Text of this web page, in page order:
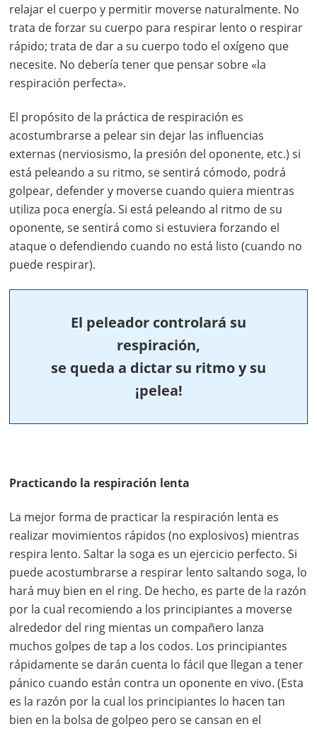
relajar el cuerpo y permitir moverse naturalmente. No
trata de forzar su cuerpo para respirar lento o respirar
rápido; trata de dar a su cuerpo todo el oxígeno que
necesite. No debería tener que pensar sobre «la
respiración perfecta».
El propósito de la práctica de respiración es
acostumbrarse a pelear sin dejar las influencias
externas (nerviosismo, la presión del oponente, etc.) si
está peleando a su ritmo, se sentirá cómodo, podrá
golpear, defender y moverse cuando quiera mientras
utiliza poca energía. Si está peleando al ritmo de su
oponente, se sentirá como si estuviera forzando el
ataque o defendiendo cuando no está listo (cuando no
puede respirar).
El peleador controlará su
respiración,
se queda a dictar su ritmo y su
¡pelea!
Practicando la respiración lenta
La mejor forma de practicar la respiración lenta es
realizar movimientos rápidos (no explosivos) mientras
respira lento. Saltar la soga es un ejercicio perfecto. Si
puede acostumbrarse a respirar lento saltando soga, lo
hará muy bien en el ring. De hecho, es parte de la razón
por la cual recomiendo a los principiantes a moverse
alrededor del ring mientas un compañero lanza
muchos golpes de tap a los codos. Los principiantes
rápidamente se darán cuenta lo fácil que llegan a tener
pánico cuando están contra un oponente en vivo. (Esta
es la razón por la cual los principiantes lo hacen tan
bien en la bolsa de golpeo pero se cansan en el